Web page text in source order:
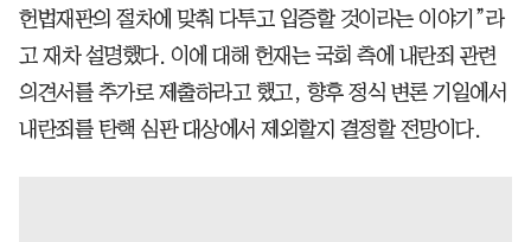
헌법재판의 절차에 맞춰 다투고 입증할 것이라는 이야기”라
고 재차 설명했다. 이에 대해 헌재는 국회 측에 내란죄 관련
의견서를 추가로 제출하라고 했고, 향후 정식 변론 기일에서
내란죄를 탄핵 심판 대상에서 제외할지 결정할 전망이다.